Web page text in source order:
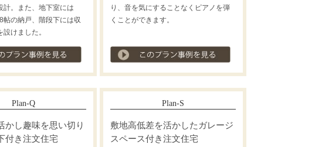
計。また、地下室には
帖の納戸、階段下には収
けました。
プラン事例を見る
り、音を気にすることなくピアノを弾
くことができます。
Plan-Q
かし趣味を思い切り
付き注文住宅
Plan-S
敷地高低差を活かしたガレージ
スペース付き注文住宅